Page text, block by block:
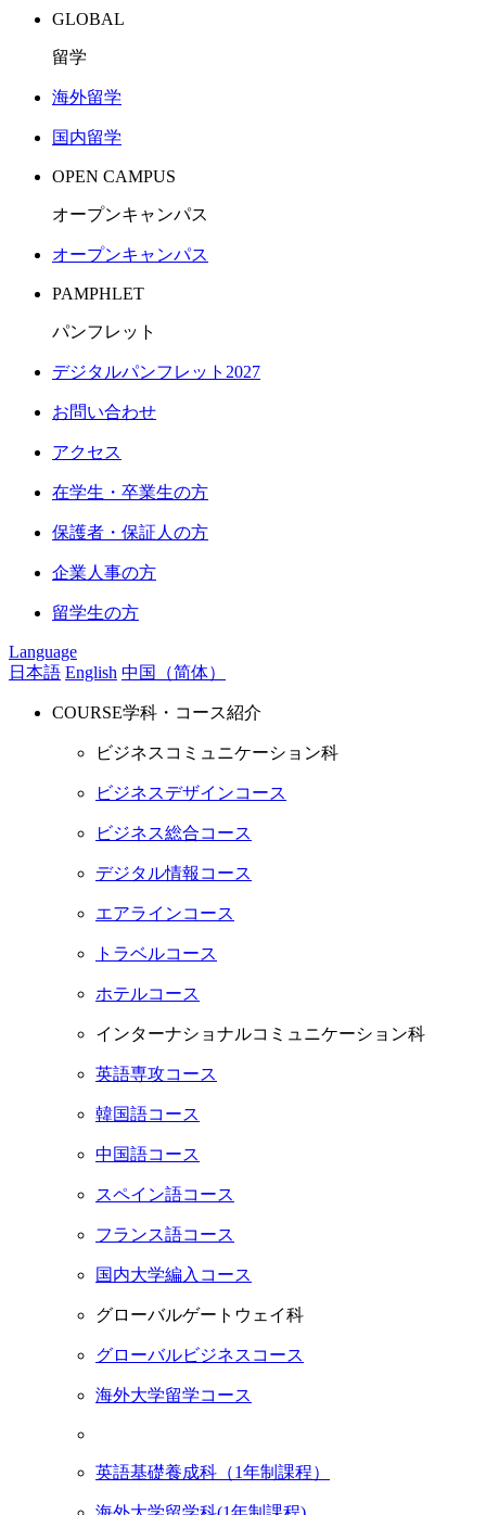
GLOBAL
留学
海外留学
国内留学
OPEN CAMPUS
オープンキャンパス
オープンキャンパス
PAMPHLET
パンフレット
デジタルパンフレット2027
お問い合わせ
アクセス
在学生・卒業生の方
保護者・保証人の方
企業人事の方
留学生の方
Language
日本語 English 中国（简体）
COURSE学科・コース紹介
ビジネスコミュニケーション科
ビジネスデザインコース
ビジネス総合コース
デジタル情報コース
エアラインコース
トラベルコース
ホテルコース
インターナショナルコミュニケーション科
英語専攻コース
韓国語コース
中国語コース
スペイン語コース
フランス語コース
国内大学編入コース
グローバルゲートウェイ科
グローバルビジネスコース
海外大学留学コース
英語基礎養成科（1年制課程）